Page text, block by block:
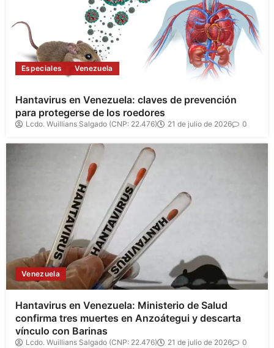
Especiales Venezuela
Hantavirus en Venezuela: claves de prevención
para protegerse de los roedores
Lcdo. Wuillians Salgado (CNP: 22.476) 21 de julio de 2026 0
Venezuela
Hantavirus en Venezuela: Ministerio de Salud
confirma tres muertes en Anzoátegui y descarta
vínculo con Barinas
Lcdo. Wuillians Salgado (CNP: 22.476) 21 de julio de 2026 0